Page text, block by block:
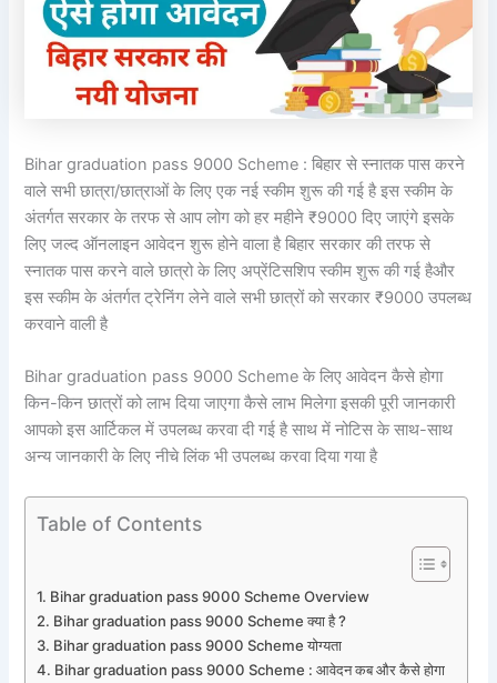
Bihar graduation pass 9000 Scheme : बिहार से स्नातक पास करने
वाले सभी छात्रा/छात्राओं के लिए एक नई स्कीम शुरू की गई है इस स्कीम के
अंतर्गत सरकार के तरफ से आप लोग को हर महीने ₹9000 दिए जाएंगे इसके
लिए जल्द ऑनलाइन आवेदन शुरू होने वाला है बिहार सरकार की तरफ से
स्नातक पास करने वाले छात्रो के लिएअप्रेंटिसशिपस्कीम शुरू की गई हैऔर
इस स्कीम के अंतर्गत ट्रेनिंग लेने वाले सभी छात्रों को सरकार ₹9000 उपलब्ध
करवाने वाली है
Bihar graduation pass 9000 Scheme के लिए आवेदन कैसे होगा
किन-किन छात्रों को लाभ दिया जाएगा कैसे लाभ मिलेगा इसकी पूरी जानकारी
आपको इस आर्टिकल में उपलब्ध करवा दी गई है साथ में नोटिस के साथ-साथ
अन्य जानकारी के लिए नीचे लिंक भी उपलब्ध करवा दिया गया है
Table of Contents
Bihar graduation pass 9000 Scheme Overview
Bihar graduation pass 9000 Scheme क्या है ?
Bihar graduation pass 9000 Scheme योग्यता
Bihar graduation pass 9000 Scheme : आवेदन कब और कैसे होगा